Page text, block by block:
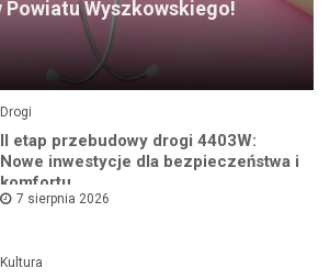
Wyszkowskiego!
Drogi
II etap przebudowy drogi 4403W:
Nowe inwestycje dla bezpieczeństwa i
komfortu
7 sierpnia 2026
Kultura